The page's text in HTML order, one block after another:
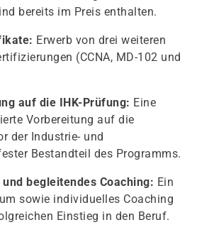
bereits im Preis enthalten.
Erwerb von drei weiteren
(CCNA, MD-102 und
auf die IHK-Prüfung: Eine
Vorbereitung auf die
der Industrie- und
Bestandteil des Programms.
begleitendes Coaching: Ein
sowie individuelles Coaching
Einstieg in den Beruf.